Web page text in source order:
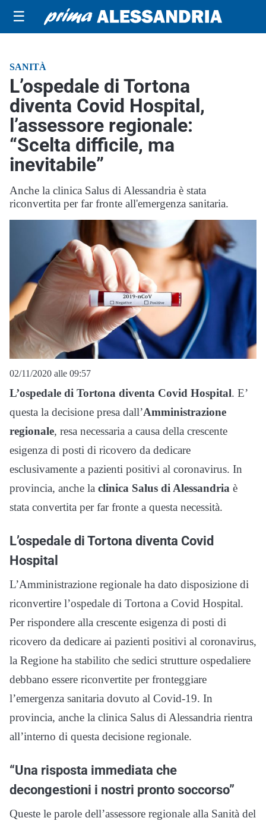
☰
SANITÀ
L’ospedale di Tortona
diventa Covid Hospital,
l’assessore regionale:
“Scelta difficile, ma
inevitabile”
Anche la clinica Salus di Alessandria è stata
riconvertita per far fronte all'emergenza sanitaria.
02/11/2020 alle 09:57
L’ospedale di Tortona diventa Covid Hospital. E’
questa la decisione presa dall’Amministrazione
regionale, resa necessaria a causa della crescente
esigenza di posti di ricovero da dedicare
esclusivamente a pazienti positivi al coronavirus. In
provincia, anche la clinica Salus di Alessandria è
stata convertita per far fronte a questa necessità.
L’ospedale di Tortona diventa Covid
Hospital
L’Amministrazione regionale ha dato disposizione di
riconvertire l’ospedale di Tortona a Covid Hospital.
Per rispondere alla crescente esigenza di posti di
ricovero da dedicare ai pazienti positivi al coronavirus,
la Regione ha stabilito che sedici strutture ospedaliere
debbano essere riconvertite per fronteggiare
l’emergenza sanitaria dovuto al Covid-19. In
provincia, anche la clinica Salus di Alessandria rientra
all’interno di questa decisione regionale.
“Una risposta immediata che
decongestioni i nostri pronto soccorso”
Queste le parole dell’assessore regionale alla Sanità del